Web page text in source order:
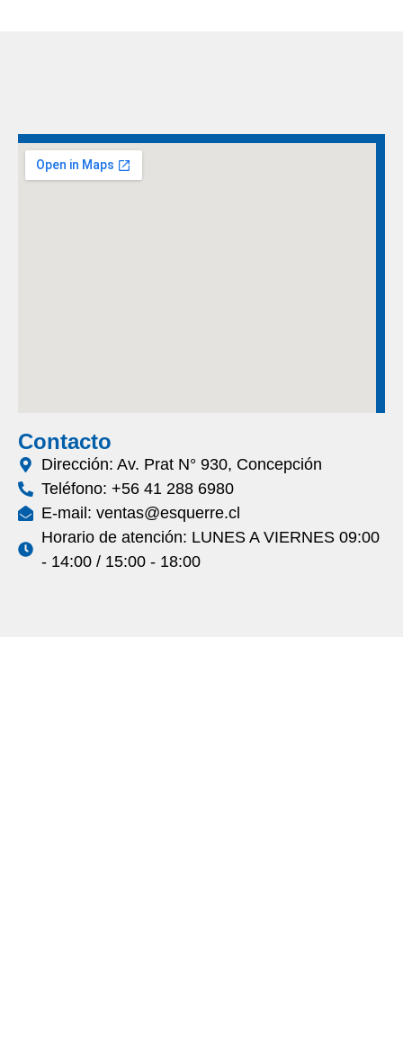
Contacto
Dirección: Av. Prat N° 930, Concepción
Teléfono: +56 41 288 6980
E-mail: ventas@esquerre.cl
Horario de atención: LUNES A VIERNES 09:00
- 14:00 / 15:00 - 18:00